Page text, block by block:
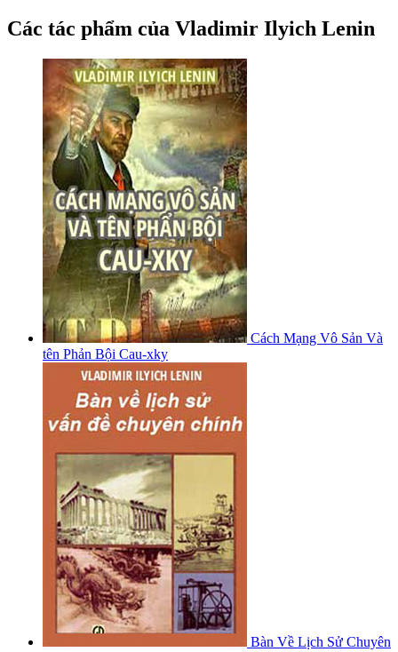
Các tác phẩm của Vladimir Ilyich Lenin
Cách Mạng Vô Sản Và
tên Phản Bội Cau-xky
Bàn Về Lịch Sử Chuyên